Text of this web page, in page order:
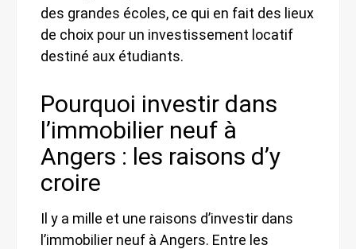
des grandes écoles, ce qui en fait des lieux
de choix pour un investissement locatif
destiné aux étudiants.
Pourquoi investir dans
l’immobilier neuf à
Angers : les raisons d’y
croire
Il y a mille et une raisons d’investir dans
l’immobilier neuf à Angers. Entre les